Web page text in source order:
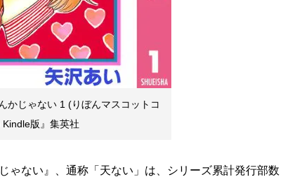
かじゃない 1 (りぼんマスコットコ
Kindle版』集英社
ない』、通称「天ない」は、シリーズ累計発行部数